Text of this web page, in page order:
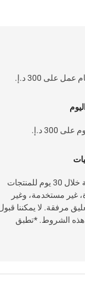
300 د.إ.
خدمة إرجاع سهلة وسريعة خلال 30 يوم للمنتجات
غير مستخدمة، وغير
مرفقة. لا يمكننا
هذه الشروط. *تطبق